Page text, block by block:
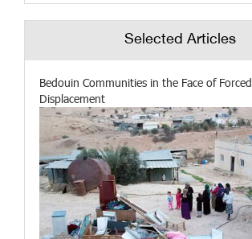
Selected Articles
Bedouin Communities in the Face of Forced
Displacement